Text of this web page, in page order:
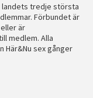
landets tredje största
Förbundet är
är
medlem. Alla
Här&Nu sex gånger